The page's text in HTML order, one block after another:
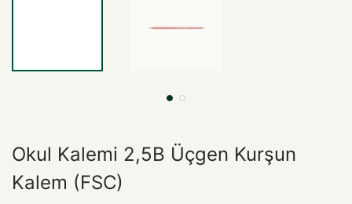
Okul Kalemi 2,5B Üçgen Kurşun
Kalem (FSC)